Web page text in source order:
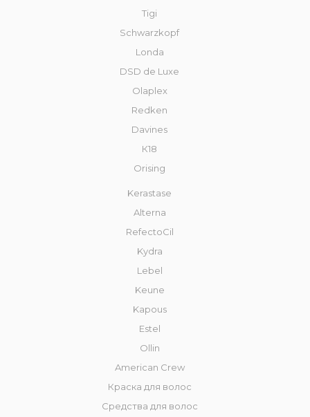
Tigi
Schwarzkopf
Londa
DSD de Luxe
Olaplex
Redken
Davines
К18
Orising
Kerastase
Alterna
RefectoCil
Kydra
Lebel
Keune
Kapous
Estel
Ollin
American Crew
Краска для волос
Средства для волос